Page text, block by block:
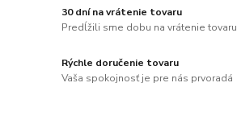
30 dní na vrátenie tovaru
Predĺžili sme dobu na vrátenie tovaru
Rýchle doručenie tovaru
Vaša spokojnosť je pre nás prvoradá